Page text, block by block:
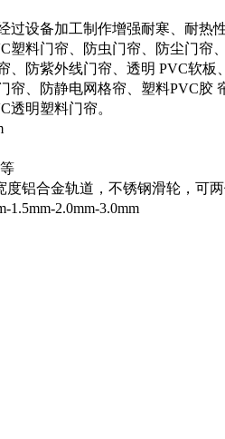
设备加工制作增强耐寒、耐热
塑料门帘、防虫门帘、防尘门帘
、防紫外线门帘、透明 PVC软板
帘、防静电网格帘、塑料PVC胶
透明塑料门帘。
铝合金轨道，不锈钢滑轮，可两
2.0mm-3.0mm